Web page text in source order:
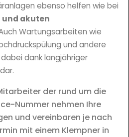
ebenso helfen wie bei
akuten
Wartungsarbeiten wie
und andere
dank langjähriger
der rund um die
Nummer nehmen Ihre
und vereinbaren je nach
mit einem Klempner in